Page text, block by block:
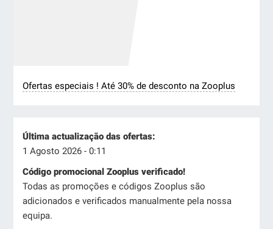
Ofertas especiais ! Até 30% de desconto na Zooplus
Última actualização das ofertas:
1 Agosto 2026 - 0:11
Código promocional Zooplus verificado!
Todas as promoções e códigos Zooplus são
adicionados e verificados manualmente pela nossa
equipa.